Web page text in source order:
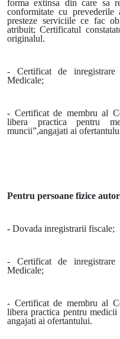
forma extinsa din care sa
conformitate cu
presteze serviciile ce fac
atribuit; Certificatul
originalul.
- Certificat de
Medicale;
- Certificat de membru al
libera practica pentru
muncii”,angajati ai
Pentru persoane fizice
- Dovada inregistrarii fiscale;
- Certificat de
Medicale;
- Certificat de membru al
libera practica pentru
angajati ai ofertantului.